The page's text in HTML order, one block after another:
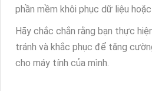
phần mềm khôi phục dữ liệu
Hãy chắc chắn rằng bạn thực
tránh và khắc phục để tăng
cho máy tính của mình.